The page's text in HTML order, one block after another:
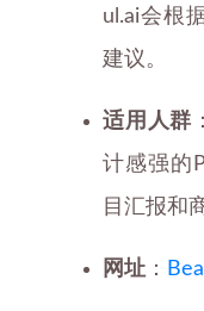
ul.ai会根
建议。
适用人群
计感强的
目汇报和
网址 ：